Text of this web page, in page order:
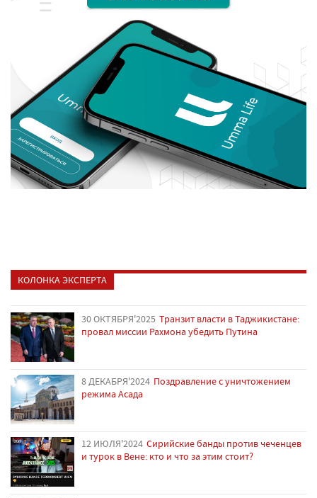
КОЛОНКА ЭКСПЕРТА
30 ОКТЯБРЯ'2025 Транзит власти в Таджикистане:
провал миссии Рахмона убедить Путина
8 ДЕКАБРЯ'2024 Поздравление с уничтожением
режима Асада
12 ИЮЛЯ'2024 Сирийские банды против чеченцев
и турок в Вене: кто и что за этим стоит?